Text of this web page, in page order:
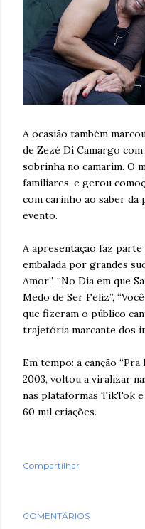
A ocasião também
de Zezé Di Camargo
sobrinha no camarim. O
familiares, e gerou
com carinho ao saber da
evento.
A apresentação faz
embalada por grandes
Amor”, “No Dia em que
Medo de Ser Feliz”,
que fizeram o público
trajetória marcante dos
Em tempo: a canção “Pra
2003, voltou a viralizar
nas plataformas TikTok
60 mil criações.
Compartilhar
COMENTÁRIOS